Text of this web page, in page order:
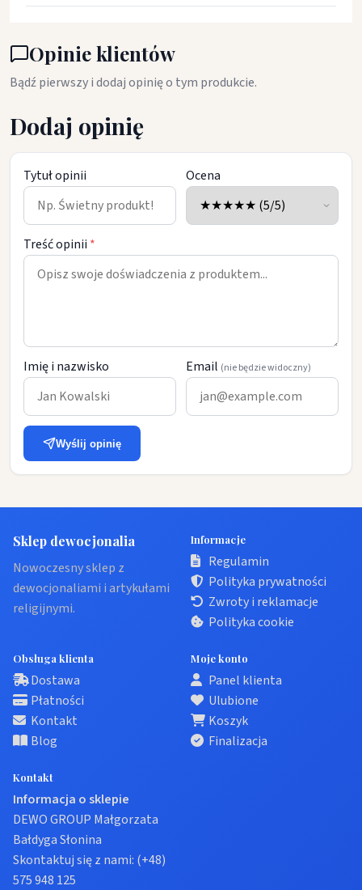
Opinie klientów
Bądź pierwszy i dodaj opinię o tym produkcie.
Dodaj opinię
Tytuł opinii Ocena
Treść opinii *
Imię i nazwisko Email (nie będzie widoczny)
Wyślij opinię
Sklep dewocjonalia
Nowoczesny sklep z
dewocjonaliami i artykułami
religijnymi.
Informacje
Regulamin
Polityka prywatności
Zwroty i reklamacje
Polityka cookie
Obsługa klienta
Dostawa
Płatności
Kontakt
Blog
Moje konto
Panel klienta
Ulubione
Koszyk
Finalizacja
Kontakt
Informacja o sklepie
DEWO GROUP Małgorzata
Bałdyga Słonina
Skontaktuj się z nami: (+48)
575 948 125